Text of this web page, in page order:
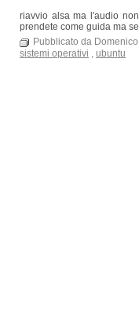
riavvio alsa ma l'audio
prendete come guida ma
Pubblicato da
sistemi operativi , ubuntu